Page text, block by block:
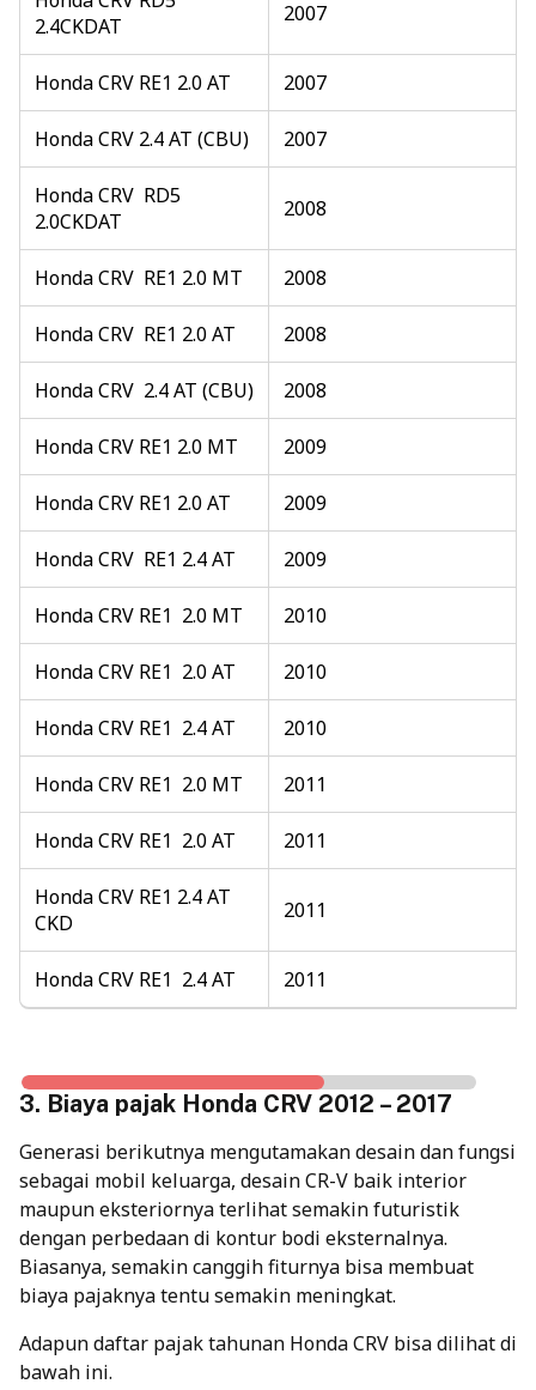
2.4CKDAT
2007
Honda CRV RE1 2.0 AT 2007
Honda CRV 2.4 AT (CBU) 2007
Honda CRV RD5
2.0CKDAT
2008
Honda CRV RE1 2.0 MT 2008
Honda CRV RE1 2.0 AT 2008
Honda CRV 2.4 AT (CBU) 2008
Honda CRV RE1 2.0 MT 2009
Honda CRV RE1 2.0 AT 2009
Honda CRV RE1 2.4 AT 2009
Honda CRV RE1 2.0 MT 2010
Honda CRV RE1 2.0 AT 2010
Honda CRV RE1 2.4 AT 2010
Honda CRV RE1 2.0 MT 2011
Honda CRV RE1 2.0 AT 2011
Honda CRV RE1 2.4 AT
CKD
2011
Honda CRV RE1 2.4 AT 2011
3. Biaya pajak Honda CRV 2012 – 2017
Generasi berikutnya mengutamakan desain dan fungsi
sebagai mobil keluarga, desain CR-V baik interior
maupun eksteriornya terlihat semakin futuristik
dengan perbedaan di kontur bodi eksternalnya.
Biasanya, semakin canggih fiturnya bisa membuat
biaya pajaknya tentu semakin meningkat.
Adapun daftar pajak tahunan Honda CRV bisa dilihat di
bawah ini.